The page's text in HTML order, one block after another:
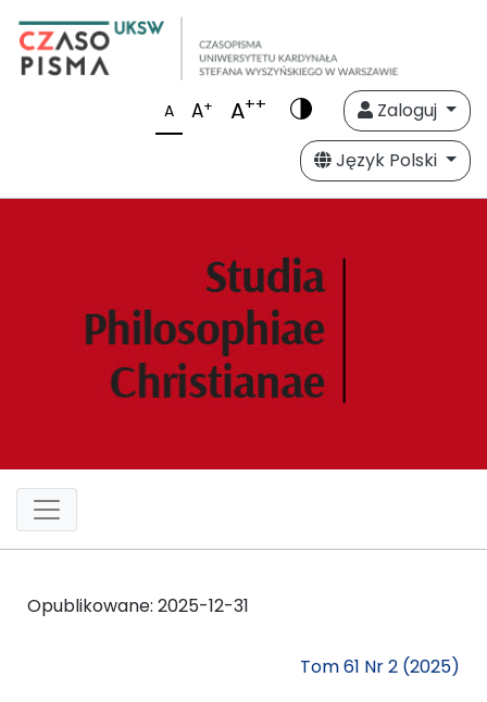
A A+ A++
Zaloguj
Język Polski
Opublikowane: 2025-12-31
Tom 61 Nr 2 (2025)